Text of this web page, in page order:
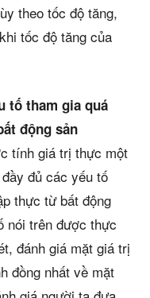
theo tốc độ tăng,
tốc độ tăng của
tố tham gia quá
động sản
tính giá trị thực một
đủ các yếu tố
thực từ bất động
nói trên được thực
đánh giá mặt giá trị
đồng nhất về mặt